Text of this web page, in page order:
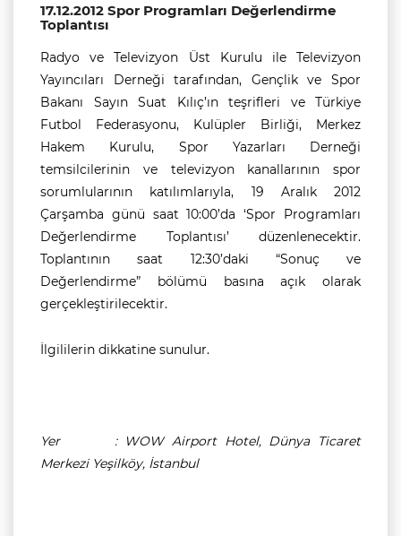
17.12.2012 Spor Programları Değerlendirme
Toplantısı
Radyo ve Televizyon Üst Kurulu ile Televizyon
Yayıncıları Derneği tarafından, Gençlik ve Spor
Bakanı Sayın Suat Kılıç’ın teşrifleri ve Türkiye
Futbol Federasyonu, Kulüpler Birliği, Merkez
Hakem Kurulu, Spor Yazarları Derneği
temsilcilerinin ve televizyon kanallarının spor
sorumlularının katılımlarıyla, 19 Aralık 2012
Çarşamba günü saat 10:00’da ‘Spor Programları
Değerlendirme Toplantısı’ düzenlenecektir.
Toplantının saat 12:30’daki “Sonuç ve
Değerlendirme” bölümü basına açık olarak
gerçekleştirilecektir.
İlgililerin dikkatine sunulur.
Yer : WOW Airport Hotel, Dünya Ticaret
Merkezi Yeşilköy, İstanbul